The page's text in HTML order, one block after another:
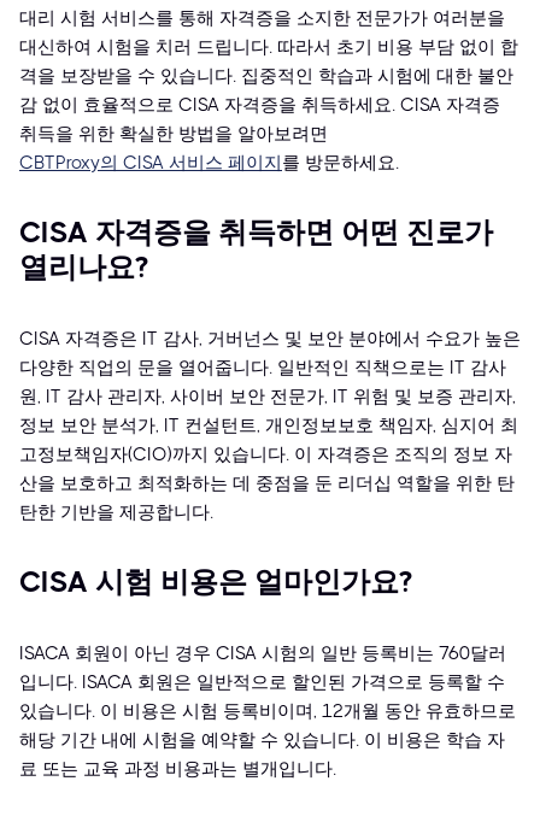
대리 시험 서비스를 통해 자격증을 소지한 전문가가 여러분을
대신하여 시험을 치러 드립니다. 따라서 초기 비용 부담 없이 합
격을 보장받을 수 있습니다. 집중적인 학습과 시험에 대한 불안
감 없이 효율적으로 CISA 자격증을 취득하세요. CISA 자격증
취득을 위한 확실한 방법을 알아보려면
CBTProxy의 CISA 서비스 페이지를 방문하세요.
CISA 자격증을 취득하면 어떤 진로가
열리나요?
CISA 자격증은 IT 감사, 거버넌스 및 보안 분야에서 수요가 높은
다양한 직업의 문을 열어줍니다. 일반적인 직책으로는 IT 감사
원, IT 감사 관리자, 사이버 보안 전문가, IT 위험 및 보증 관리자,
정보 보안 분석가, IT 컨설턴트, 개인정보보호 책임자, 심지어 최
고정보책임자(CIO)까지 있습니다. 이 자격증은 조직의 정보 자
산을 보호하고 최적화하는 데 중점을 둔 리더십 역할을 위한 탄
탄한 기반을 제공합니다.
CISA 시험 비용은 얼마인가요?
ISACA 회원이 아닌 경우 CISA 시험의 일반 등록비는 760달러
입니다. ISACA 회원은 일반적으로 할인된 가격으로 등록할 수
있습니다. 이 비용은 시험 등록비이며, 12개월 동안 유효하므로
해당 기간 내에 시험을 예약할 수 있습니다. 이 비용은 학습 자
료 또는 교육 과정 비용과는 별개입니다.